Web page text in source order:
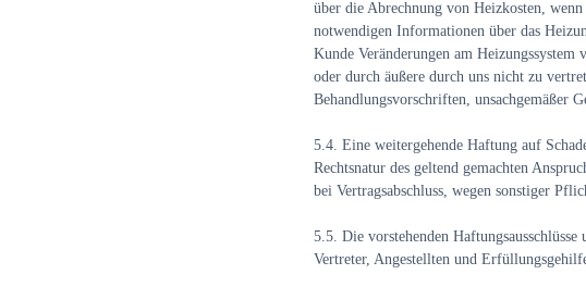
über die Abrechnung von Heizkosten,
notwendigen Informationen über das
Kunde Veränderungen am
oder durch äußere durch uns nicht zu
Behandlungsvorschriften, unsachgemäßer
5.4. Eine weitergehende Haftung auf
Rechtsnatur des geltend gemachten
bei Vertragsabschluss, wegen sonstiger
5.5. Die vorstehenden
Vertreter, Angestellten und